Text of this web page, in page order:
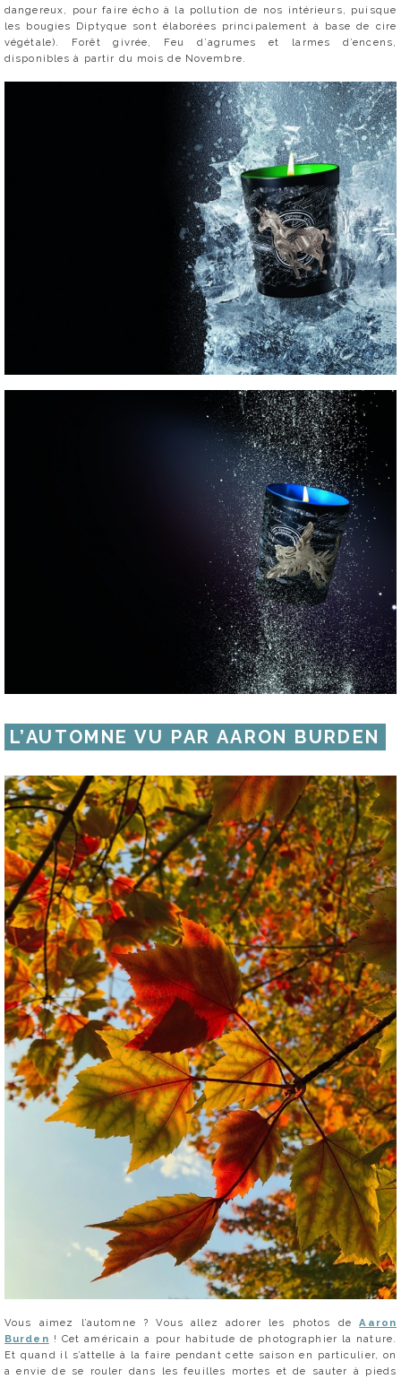
dangereux, pour faire écho à la pollution de nos intérieurs, puisque
les bougies Diptyque sont élaborées principalement à base de cire
végétale). Forêt givrée, Feu d’agrumes et larmes d’encens,
disponibles à partir du mois de Novembre.
L’AUTOMNE VU PAR AARON BURDEN
Vous aimez l’automne ? Vous allez adorer les photos deAaron
Burden ! Cet américain a pour habitude de photographier la nature.
Et quand il s’attelle à la faire pendant cette saison en particulier, on
a envie de se rouler dans les feuilles mortes et de sauter à pieds